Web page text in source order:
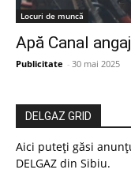
Locuri de muncă
Apă Canal
Publicitate - 30 mai 2025
DELGAZ GRID
Aici puteți găsi
DELGAZ din Sibiu.